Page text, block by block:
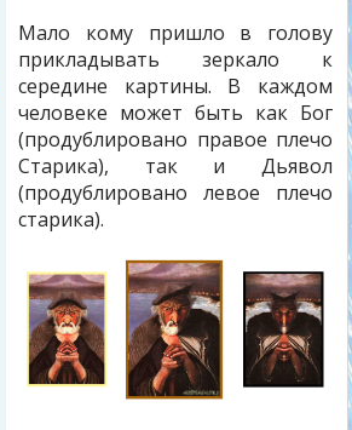
Мало кому пришло в голову
прикладывать зеркало к
середине картины. В каждом
человеке может быть как Бог
(продублировано правое плечо
Старика), так и Дьявол
(продублировано левое плечо
старика).